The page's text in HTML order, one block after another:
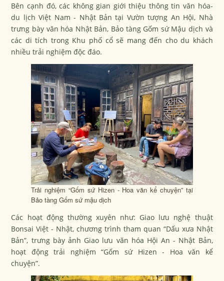
Bên cạnh đó, các không gian giới thiệu thông tin văn hóa-
du lịch Việt Nam - Nhật Bản tại Vườn tượng An Hội, Nhà
trưng bày văn hóa Nhật Bản, Bảo tàng Gốm sứ Mậu dịch và
các di tích trong Khu phố cổ sẽ mang đến cho du khách
nhiều trải nghiệm độc đáo.
Trải nghiệm “Gốm sứ Hizen - Hoa văn kể chuyện” tại
Bảo tàng Gốm sứ mậu dịch
Các hoạt động thường xuyên như: Giao lưu nghệ thuật
Bonsai Việt - Nhật, chương trình tham quan “Dấu xưa Nhật
Bản”, trưng bày ảnh Giao lưu văn hóa Hội An - Nhật Bản,
hoạt động trải nghiệm “Gốm sứ Hizen - Hoa văn kể
chuyện”.